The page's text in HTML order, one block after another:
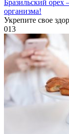
Бразильский орех
организма!
Укрепите свое
013